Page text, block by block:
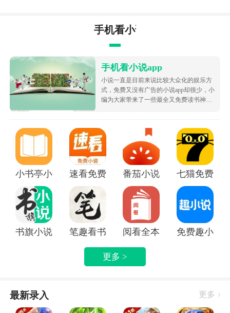
手机看小说app
手机看小说app
小说一直是目前来说比较大众化的娱乐方
式，免费又没有广告的小说app却很少，小
编为大家带来了一些最全又免费读书神
小说资源，都很根据市场受欢迎的热度为
大家排序的哦，致力于带给大家好用的追
书软件！
小书亭小说 速看免费小说app番茄小说免费版下载安装
七猫免费阅
书旗小说APP笔趣看书小说app阅看全本免费小说APP
免费趣小说
更多 >
最新录入 更多